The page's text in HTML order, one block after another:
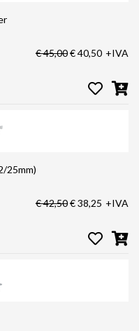
€ 45,00€ 40,50 +IVA
25mm)
€ 42,50€ 38,25 +IVA